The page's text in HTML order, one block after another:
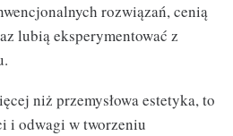
rozwiązań, cenią
lubią eksperymentować z
niż przemysłowa estetyka, to
i odwagi w tworzeniu